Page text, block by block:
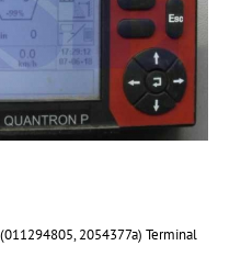
2054377a) Terminal